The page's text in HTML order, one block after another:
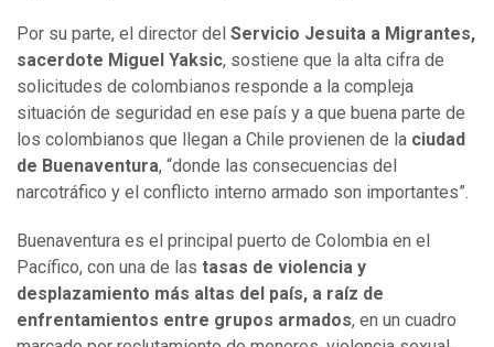
Por su parte, el director del Servicio Jesuita a Migrantes,
sacerdote Miguel Yaksic, sostiene que la alta cifra de
solicitudes de colombianos responde a la compleja
situación de seguridad en ese país y a que buena parte de
los colombianos que llegan a Chile provienen de la ciudad
de Buenaventura, “donde las consecuencias del
narcotráfico y el conflicto interno armado son importantes”.
Buenaventura es el principal puerto de Colombia en el
Pacífico, con una de las tasas de violencia y
desplazamiento más altas del país, a raíz de
enfrentamientos entre grupos armados, en un cuadro